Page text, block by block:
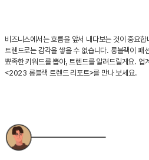
비즈니스에서는 흐름을 앞서 내다보는 것이 중요
트렌드로는 감각을 쌓을 수 없습니다. 롱블랙이 패
뾰족한 키워드를 뽑아, 트렌드를 알려드릴게요. 업
<2023 롱블랙 트렌드 리포트>를 만나 보세요.